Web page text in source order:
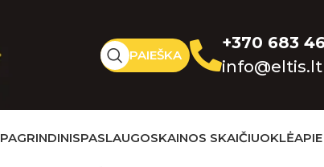
PAIEŠKA
+370 683
info@eltis.lt
PAGRINDINISPASLAUGOSKAINOS SKAIČIUOKLĖ